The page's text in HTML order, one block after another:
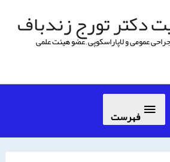
دکتر تورج زندباف
عمومی و لاپاراسكوپی , عضو هیئت علمی
فهرست